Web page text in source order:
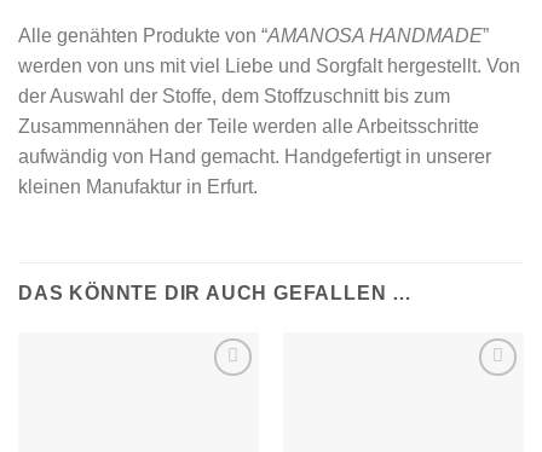
Alle genähten Produkte von “AMANOSA HANDMADE”
werden von uns mit viel Liebe und Sorgfalt hergestellt. Von
der Auswahl der Stoffe, dem Stoffzuschnitt bis zum
Zusammennähen der Teile werden alle Arbeitsschritte
aufwändig von Hand gemacht. Handgefertigt in unserer
kleinen Manufaktur in Erfurt.
DAS KÖNNTE DIR AUCH GEFALLEN …